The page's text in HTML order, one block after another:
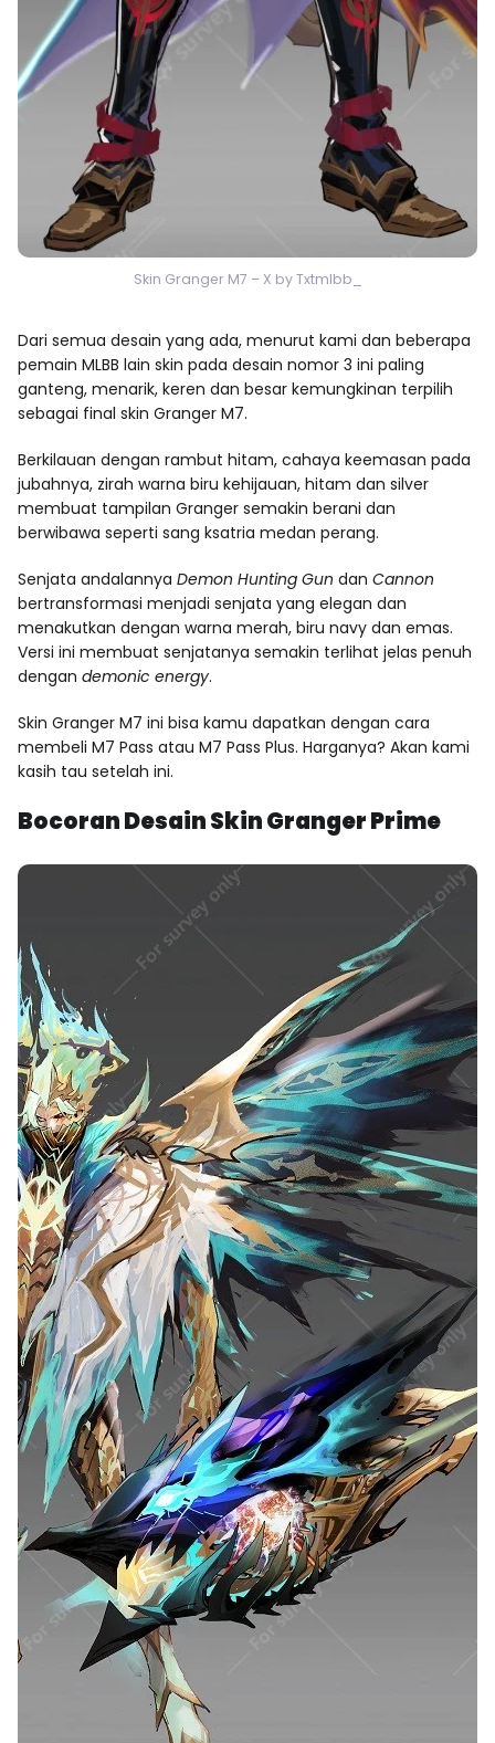
Skin Granger M7 – X by Txtmlbb_
Dari semua desain yang ada, menurut kami dan beberapa
pemain MLBB lain skin pada desain nomor 3 ini paling
ganteng, menarik, keren dan besar kemungkinan terpilih
sebagai final skin Granger M7.
Berkilauan dengan rambut hitam, cahaya keemasan pada
jubahnya, zirah warna biru kehijauan, hitam dan silver
membuat tampilan Granger semakin berani dan
berwibawa seperti sang ksatria medan perang.
Senjata andalannya Demon Hunting Gun dan Cannon
bertransformasi menjadi senjata yang elegan dan
menakutkan dengan warna merah, biru navy dan emas.
Versi ini membuat senjatanya semakin terlihat jelas penuh
dengan demonic energy.
Skin Granger M7 ini bisa kamu dapatkan dengan cara
membeli M7 Pass atau M7 Pass Plus. Harganya? Akan kami
kasih tau setelah ini.
Bocoran Desain Skin Granger Prime